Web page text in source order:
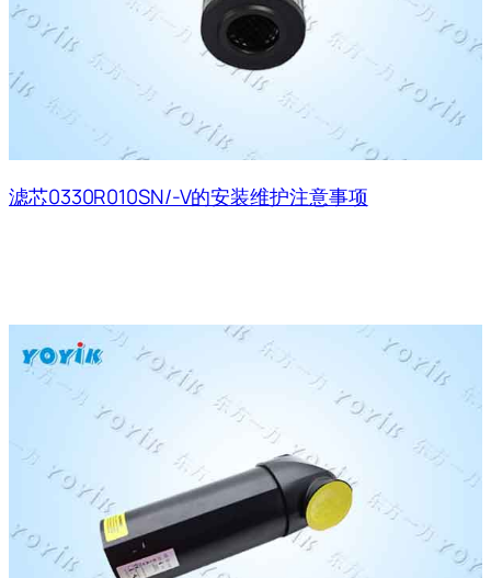
滤芯0330R010SN/-V的安装维护注意事项